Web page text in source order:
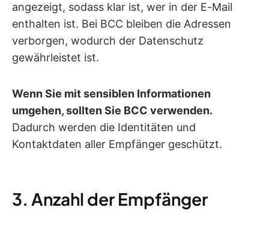
angezeigt, sodass klar ist, wer in der E-Mail
enthalten ist. Bei BCC bleiben die Adressen
verborgen, wodurch der Datenschutz
gewährleistet ist.
Wenn Sie mit sensiblen Informationen
umgehen, sollten Sie BCC verwenden.
Dadurch werden die Identitäten und
Kontaktdaten aller Empfänger geschützt.
3. Anzahl der Empfänger